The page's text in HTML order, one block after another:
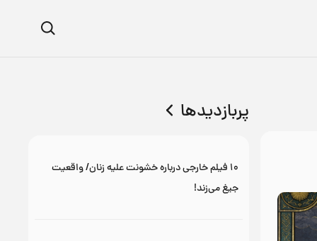
پربازدیدها
۱۰ فیلم خارجی درباره خشونت علیه زنان/ واقعیت
جیغ می‌زند!